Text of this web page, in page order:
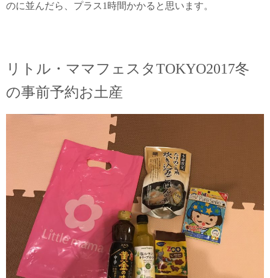
のに並んだら、プラス1時間かかると思います。
リトル・ママフェスタTOKYO2017冬
の事前予約お土産